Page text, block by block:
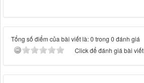
Tổng số điểm của bài viết là: 0 trong 0 đánh giá
Click để đánh giá bài viết